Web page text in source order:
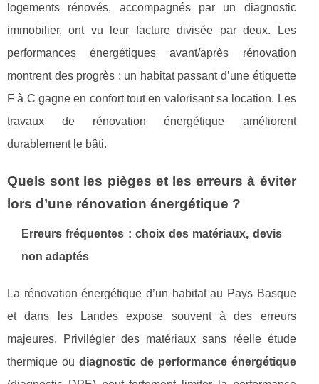
logements rénovés, accompagnés par un diagnostic
immobilier, ont vu leur facture divisée par deux. Les
performances énergétiques avant/après rénovation
montrent des progrès : un habitat passant d’une étiquette
F à C gagne en confort tout en valorisant sa location. Les
travaux de rénovation énergétique améliorent
durablement le bâti.
Quels sont les pièges et les erreurs à éviter
lors d’une rénovation énergétique ?
Erreurs fréquentes : choix des matériaux, devis
non adaptés
La rénovation énergétique d’un habitat au Pays Basque
et dans les Landes expose souvent à des erreurs
majeures. Privilégier des matériaux sans réelle étude
thermique ou diagnostic de performance énergétique